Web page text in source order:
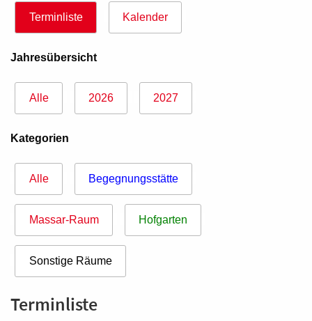
Terminliste Kalender
Jahresübersicht
Alle 2026 2027
Kategorien
Alle Begegnungsstätte
Massar-Raum Hofgarten
Sonstige Räume
Terminliste